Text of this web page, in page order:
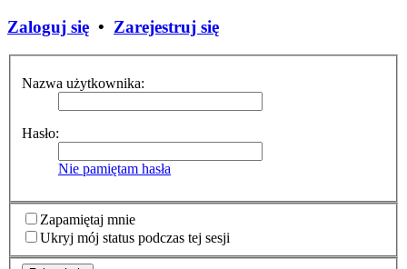
Zaloguj się • Zarejestruj się
Nazwa użytkownika:
Hasło:
Nie pamiętam hasła
Zapamiętaj mnie
Ukryj mój status podczas tej sesji